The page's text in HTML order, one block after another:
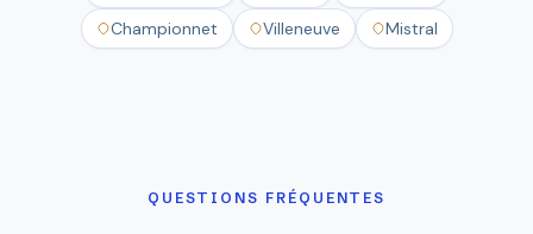
Championnet
Villeneuve Mistral
QUESTIONS FRÉQUENTES